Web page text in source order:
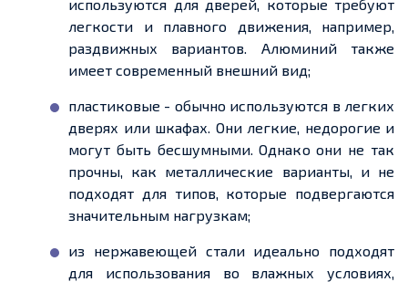
используются для дверей, которые требуют
легкости и плавного движения, например,
раздвижных вариантов. Алюминий также
имеет современный внешний вид;
пластиковые - обычно используются в легких
дверях или шкафах. Они легкие, недорогие и
могут быть бесшумными. Однако они не так
прочны, как металлические варианты, и не
подходят для типов, которые подвергаются
значительным нагрузкам;
из нержавеющей стали идеально подходят
для использования во влажных условиях,